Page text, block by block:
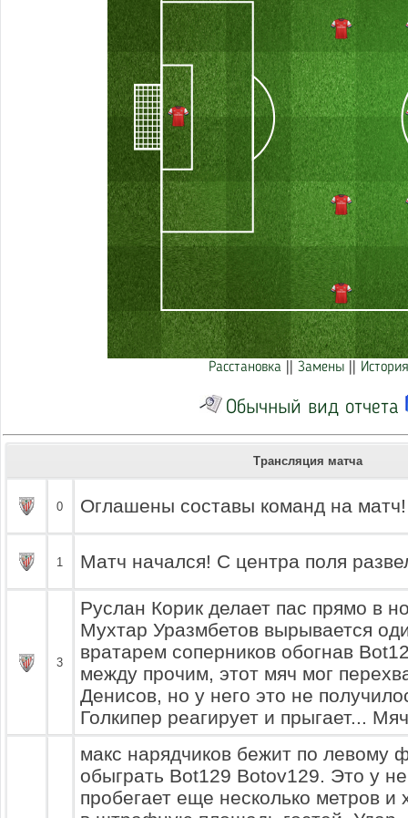
Расстановка Замены
Обычный вид отчета
Трансляция матча
0 Оглашены составы команд на матч!
1 Матч начался! С центра поля
3
Руслан Корик делает пас прямо в
Мухтар Уразмбетов вырывается
вратарем соперников обогнав
между прочим, этот мяч мог
Денисов, но у него это не
Голкипер реагирует и прыгает...
макс нарядчиков бежит по левому
обыграть Bot129 Botov129. Это у
пробегает еще несколько метров и